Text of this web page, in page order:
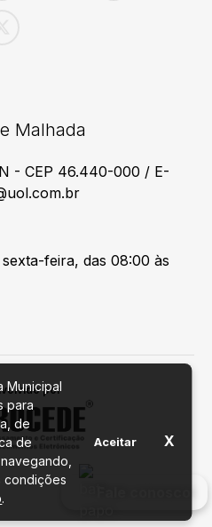
Malhada
- CEP 46.440-000 / E-
feira, das 08:00 às
por
Municipal
para
de
de
condições
.
Aceitar X